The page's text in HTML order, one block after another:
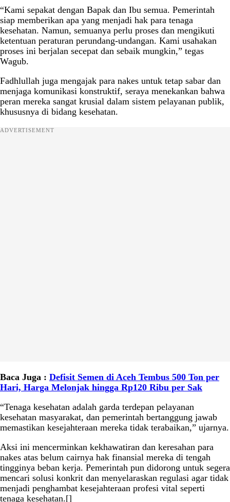
“Kami sepakat dengan Bapak dan Ibu semua. Pemerintah
siap memberikan apa yang menjadi hak para tenaga
kesehatan. Namun, semuanya perlu proses dan mengikuti
ketentuan peraturan perundang-undangan. Kami usahakan
proses ini berjalan secepat dan sebaik mungkin,” tegas
Wagub.
Fadhlullah juga mengajak para nakes untuk tetap sabar dan
menjaga komunikasi konstruktif, seraya menekankan bahwa
peran mereka sangat krusial dalam sistem pelayanan publik,
khususnya di bidang kesehatan.
ADVERTISEMENT
Baca Juga : Defisit Semen di Aceh Tembus 500 Ton per
Hari, Harga Melonjak hingga Rp120 Ribu per Sak
“Tenaga kesehatan adalah garda terdepan pelayanan
kesehatan masyarakat, dan pemerintah bertanggung jawab
memastikan kesejahteraan mereka tidak terabaikan,” ujarnya.
Aksi ini mencerminkan kekhawatiran dan keresahan para
nakes atas belum cairnya hak finansial mereka di tengah
tingginya beban kerja. Pemerintah pun didorong untuk segera
mencari solusi konkrit dan menyelaraskan regulasi agar tidak
menjadi penghambat kesejahteraan profesi vital seperti
tenaga kesehatan.[]